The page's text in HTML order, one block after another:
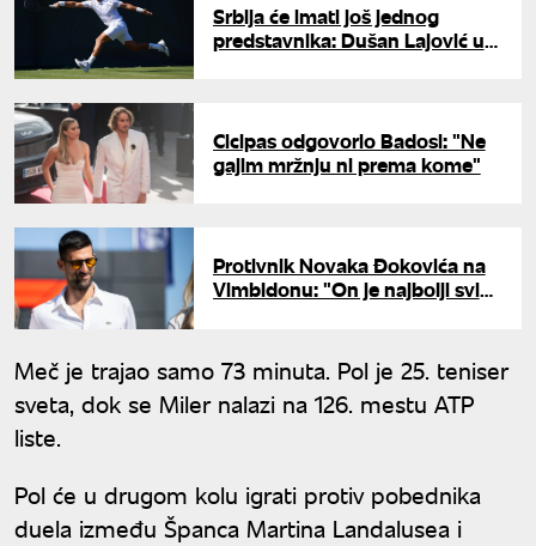
Srbija će imati još jednog
predstavnika: Dušan Lajović u
Cicipas odgovorio Badosi: "Ne
gajim mržnju ni prema kome"
Protivnik Novaka Đokovića na
Vimbldonu: "On je najbolji svih
Meč je trajao samo 73 minuta. Pol je 25. teniser
sveta, dok se Miler nalazi na 126. mestu ATP
liste.
Pol će u drugom kolu igrati protiv pobednika
duela između Španca Martina Landalusea i